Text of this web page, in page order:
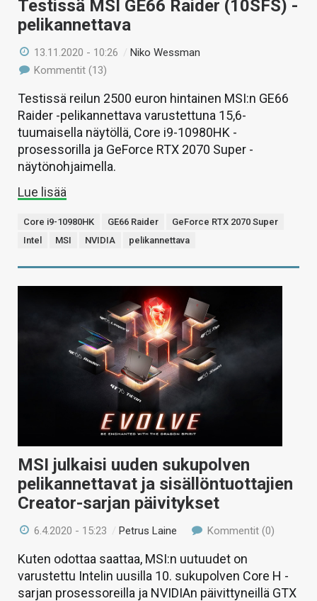
Testissä MSI GE66 Raider (10SFS) -
pelikannettava
13.11.2020 - 10:26 / Niko Wessman
Kommentit (13)
Testissä reilun 2500 euron hintainen MSI:n GE66
Raider -pelikannettava varustettuna 15,6-
tuumaisella näytöllä, Core i9-10980HK -
prosessorilla ja GeForce RTX 2070 Super -
näytönohjaimella.
Lue lisää
Core i9-10980HK GE66 Raider
GeForce RTX 2070 Super
Intel
MSI NVIDIA pelikannettava
MSI julkaisi uuden sukupolven
pelikannettavat ja sisällöntuottajien
Creator-sarjan päivitykset
6.4.2020 - 15:23 /Petrus Laine Kommentit (0)
Kuten odottaa saattaa, MSI:n uutuudet on
varustettu Intelin uusilla 10. sukupolven Core H -
sarjan prosessoreilla ja NVIDIAn päivittyneillä GTX